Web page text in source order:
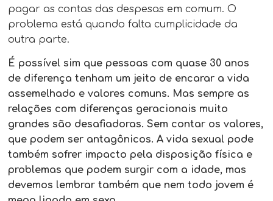
pagar as contas das despesas em comum. O
problema está quando falta cumplicidade da
outra parte.
É possível sim que pessoas com quase 30 anos
de diferença tenham um jeito de encarar a vida
assemelhado e valores comuns. Mas sempre as
relações com diferenças geracionais muito
grandes são desafiadoras. Sem contar os valores,
que podem ser antagônicos. A vida sexual pode
também sofrer impacto pela disposição física e
problemas que podem surgir com a idade, mas
devemos lembrar também que nem todo jovem é